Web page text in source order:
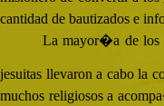
cantidad de bautizados e
La mayor�a de los
jesuitas llevaron a cabo la
muchos religiosos a